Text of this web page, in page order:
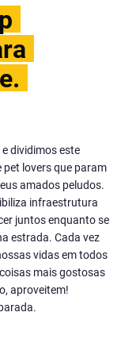
dividimos este
lovers que param
amados peludos.
infraestrutura
juntos enquanto se
estrada. Cada vez
vidas em todos
mais gostosas
aproveitem!